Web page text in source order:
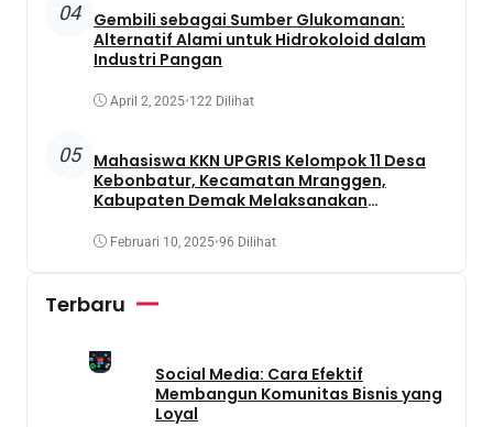
04
Gembili sebagai Sumber Glukomanan:
Alternatif Alami untuk Hidrokoloid dalam
Industri Pangan
April 2, 2025•122 Dilihat
05
Mahasiswa KKN UPGRIS Kelompok 11 Desa
Kebonbatur, Kecamatan Mranggen,
Kabupaten Demak Melaksanakan
Memanfaatkan Lahan Yang Terbengkalai
Februari 10, 2025•96 Dilihat
Terbaru
Social Media: Cara Efektif
Membangun Komunitas Bisnis yang
Loyal